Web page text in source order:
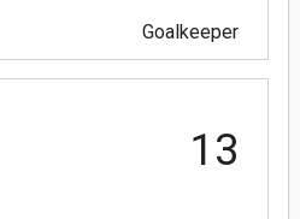
Goalkeeper
13